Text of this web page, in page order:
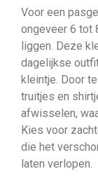
Voor een
ongeveer 6 tot
liggen. Deze
dagelijkse
kleintje. Door
truitjes en
afwisselen,
Kies voor
die het
laten verlopen.